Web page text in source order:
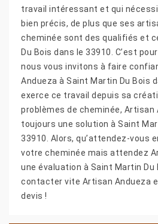
travail intéressant et qui
bien précis, de plus que ses
cheminée sont des qualifiés et
Du Bois dans le 33910. C’est
nous vous invitons à faire
Andueza à Saint Martin Du Bois
exerce ce travail depuis sa
problèmes de cheminée, Artisan
toujours une solution à Saint
33910. Alors, qu’attendez-vous
votre cheminée mais attendez
une évaluation à Saint Martin Du
contacter vite Artisan Andueza
devis !